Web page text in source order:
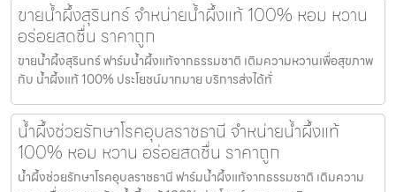
ขายน้ำผึ้งสุรินทร์ จำหน่ายน้ำผึ้งแท้ 100% หอม หวาน
อร่อยสดชื่น ราคาถูก
ขายน้ำผึ้งสุรินทร์ ฟาร์มน้ำผึ้งแท้จากธรรมชาติ เติมความหวานเพื่อสุขภาพ
กับ น้ำผึ้งแท้ 100% ประโยชน์มากมาย บริการส่งได้ทั่
น้ำผึ้งช่วยรักษาโรคอุบลราชธานี จำหน่ายน้ำผึ้งแท้
100% หอม หวาน อร่อยสดชื่น ราคาถูก
น้ำผึ้งช่วยรักษาโรคอุบลราชธานี ฟาร์มน้ำผึ้งแท้จากธรรมชาติ เติมความ